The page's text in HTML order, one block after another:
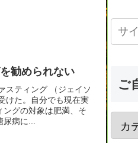
勧められない
スティング （ジェイソ
けた。自分でも現在実
グの対象は肥満、そ
尿病に...
ご